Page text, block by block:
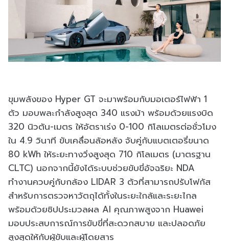
ขุมพลังของ Hyper GT จะมาพร้อมกับมอเตอร์ไฟฟ้า 1
ตัว มอบพละกำลังสูงสุด 340 แรงม้า พร้อมด้วยแรงบิด
320 นิวตัน-เมตร ให้อัตราเร่ง 0-100 กิโลเมตรต่อชั่วโมง
ใน 4.9 วินาที ขับเคลื่อนล้อหลัง จับคู่กับแบตเตอรี่ขนาด
80 kWh ให้ระยะทางวิ่งสูงสุด 710 กิโลเมตร (มาตรฐาน
CLTC) นอกจากนี้ยังได้ระบบช่วยขับขี่อัจฉริยะ NDA
ทำงานควบคู่กับกล้อง LIDAR 3 ตัวที่สามารถปรับโฟกัส
สำหรับการตรวจหาวัตถุได้ทั้งในระยะใกล้และระยะไกล
พร้อมด้วยชิปประมวลผล AI คุณภาพสูงจาก Huawei
มอบประสบการณ์การขับขี่ที่สะดวกสบาย และปลอดภัย
สูงสุดให้กับผู้ขับและผู้โดยสาร